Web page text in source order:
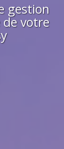
gestion
votre